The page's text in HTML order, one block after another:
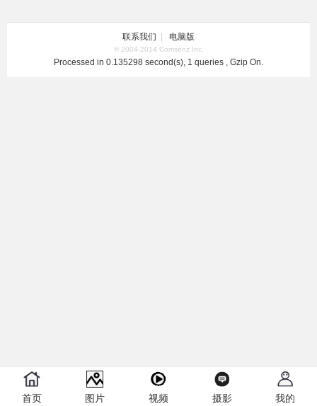
联系我们 电脑版
© 2004-2014 Comsenz Inc.
Processed in 0.135298 second(s), 1 queries , Gzip On.
首页 图片 视频 摄影 我的